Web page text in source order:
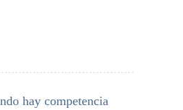
hay competencia